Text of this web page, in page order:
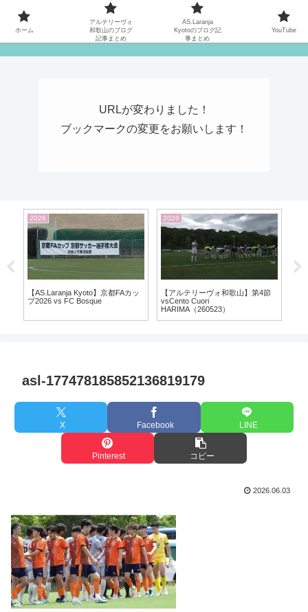
MATYの関西サッカーリーグ応援日記
URLが変わりました！
ブックマークの変更をお願いします！
2026
【AS.Laranja Kyoto】京都FAカッ
プ2026 vs FC Bosque
2026
【アルテリーヴォ和歌山】第4節
vsCento Cuori
HARIMA（260523）
asl-177478185852136819179
X Facebook LINE
Pinterest コピー
2026.06.03
ホーム
アルテリーヴォ
和歌山のブログ
記事まとめ
AS.Laranja
Kyotoのブログ記
事まとめ
YouTube